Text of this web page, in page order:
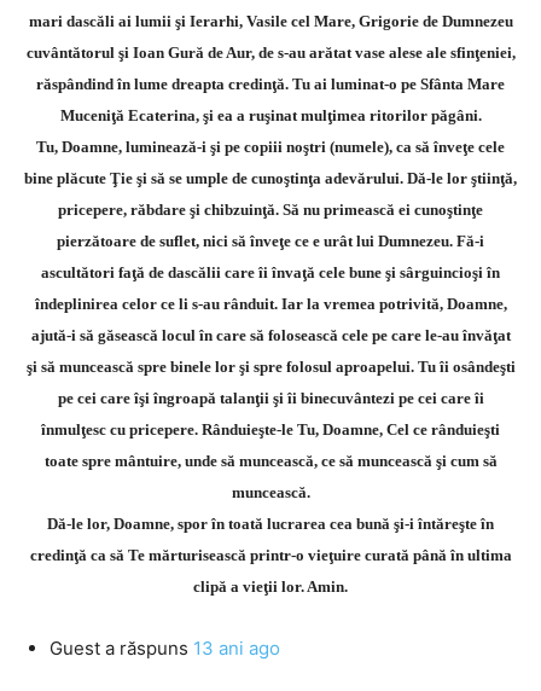
mari dascăli ai lumii şi Ierarhi, Vasile cel Mare, Grigorie de Dumnezeu
cuvântătorul şi Ioan Gură de Aur, de s-au arătat vase alese ale sfinţeniei,
răspândind în lume dreapta credinţă. Tu ai luminat-o pe Sfânta Mare
Muceniţă Ecaterina, şi ea a ruşinat mulţimea ritorilor păgâni.
Tu, Doamne, luminează-i şi pe copiii noştri (numele), ca să înveţe cele
bine plăcute Ţie şi să se umple de cunoştinţa adevărului. Dă-le lor ştiinţă,
pricepere, răbdare şi chibzuinţă. Să nu primească ei cunoştinţe
pierzătoare de suflet, nici să înveţe ce e urât lui Dumnezeu. Fă-i
ascultători faţă de dascălii care îi învaţă cele bune şi sârguincioşi în
îndeplinirea celor ce li s-au rânduit. Iar la vremea potrivită, Doamne,
ajută-i să găsească locul în care să folosească cele pe care le-au învăţat
şi să muncească spre binele lor şi spre folosul aproapelui. Tu îi osândeşti
pe cei care îşi îngroapă talanţii şi îi binecuvântezi pe cei care îi
înmulţesc cu pricepere. Rânduieşte-le Tu, Doamne, Cel ce rânduieşti
toate spre mântuire, unde să muncească, ce să muncească şi cum să
muncească.
Dă-le lor, Doamne, spor în toată lucrarea cea bună şi-i întăreşte în
credinţă ca să Te mărturisească printr-o vieţuire curată până în ultima
clipă a vieţii lor. Amin.
Guest a răspuns 13 ani ago